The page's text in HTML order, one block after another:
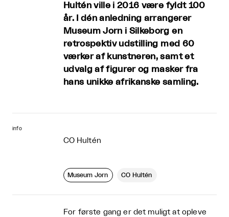
Hultén ville i 2016 være fyldt 100
år. I dén anledning arrangerer
Museum Jorn i Silkeborg en
retrospektiv udstilling med 60
værker af kunstneren, samt et
udvalg af figurer og masker fra
hans unikke afrikanske samling.
info
CO Hultén
Museum Jorn CO Hultén
For første gang er det muligt at opleve